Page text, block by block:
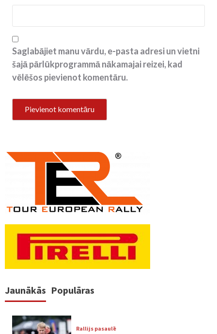
Saglabājiet manu vārdu, e-pasta adresi un vietni
šajā pārlūkprogrammā nākamajai reizei, kad
vēlēšos pievienot komentāru.
Jaunākās Populāras
Rallijs pasaulē